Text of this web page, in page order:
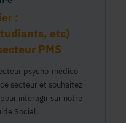
:
etc)
PMS
psycho-médico-
secteur et souhaitez
interagir sur notre
Social.